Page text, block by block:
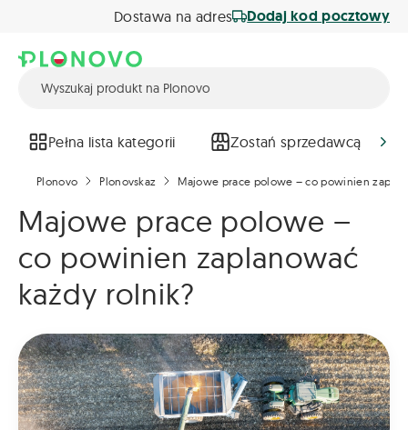
Dostawa na adres Dodaj kod pocztowy
Pełna lista kategorii Zostań sprzedawcą
Plonovo Plonovskaz Majowe prace polowe – co powinien
Majowe prace polowe –
co powinien zaplanować
każdy rolnik?